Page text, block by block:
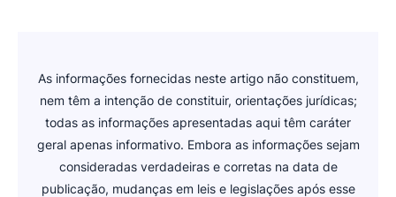
experiência melhor do início ao fim.
Para empresas que lidam com dados financeiros
confidenciais, ter registros centralizados,
controles de acesso e trilhas de auditoria
também facilita os processos de governança
para consultores financeiros e inclui
funcionalidades de
, funis
personalizáveis, gestão simples de clientes,
ferramentas de contato, segmentação e
planejamento, além de automação de marketing.
conhecimento detalhada, recursos em vídeo e
um fórum da comunidade para você adaptar a
solução de CRM aos processos da sua empresa
e aos seus casos de uso específicos.
sua conta.
Depois, personalize funis, convide membros da
equipe, conecte suas ferramentas e importe
dados de clientes para gerenciar
relacionamentos com mais eficiência.
As informações fornecidas neste artigo não constituem,
nem têm a intenção de constituir, orientações jurídicas;
todas as informações apresentadas aqui têm caráter
geral apenas informativo. Embora as informações sejam
consideradas verdadeiras e corretas na data de
publicação, mudanças em leis e legislações após esse